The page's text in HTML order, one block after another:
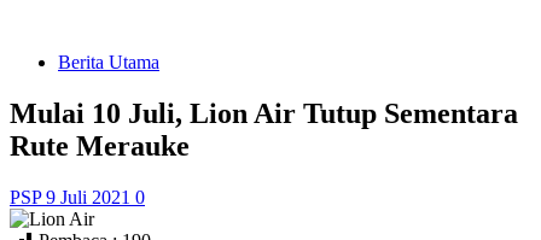
Berita Utama
Mulai 10 Juli, Lion Air Tutup Sementara
Rute Merauke
PSP9 Juli 2021 0